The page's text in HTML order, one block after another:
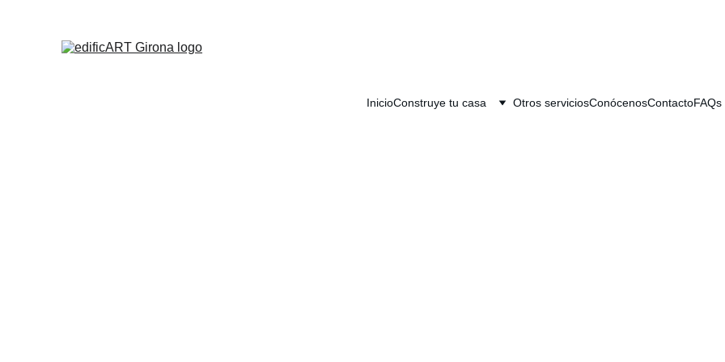
InicioConstruye tu casa Otros serviciosConócenosContactoFAQs